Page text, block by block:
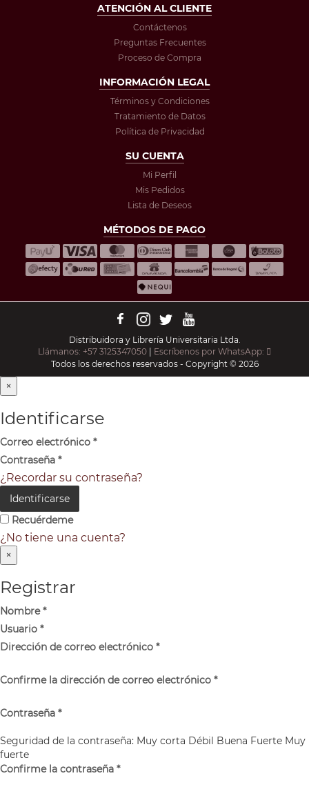
ATENCIÓN AL CLIENTE
Contáctenos
Preguntas Frecuentes
Proceso de Compra
INFORMACIÓN LEGAL
Términos y Condiciones
Tratamiento de Datos
Política de Privacidad
SU CUENTA
Mi Perfil
Mis Pedidos
Lista de Deseos
MÉTODOS DE PAGO
Distribuidora y Librería Universitaria Ltda.
Llámanos: +57 3125347050 | Escríbenos por WhatsApp:
Todos los derechos reservados - Copyright © 2026
×
Identificarse
Correo electrónico *
Contraseña *
¿Recordar su contraseña?
Identificarse
Recuérdeme
¿No tiene una cuenta?
×
Registrar
Nombre*
Usuario *
Dirección de correo electrónico *
Confirme la dirección de correo electrónico *
Contraseña *
Seguridad de la contraseña: Muy corta Débil Buena Fuerte Muy
fuerte
Confirme la contraseña *